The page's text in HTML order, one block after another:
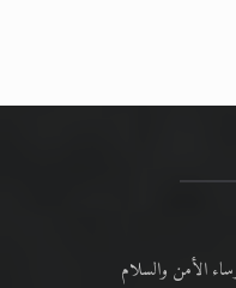
الأمن والسلام